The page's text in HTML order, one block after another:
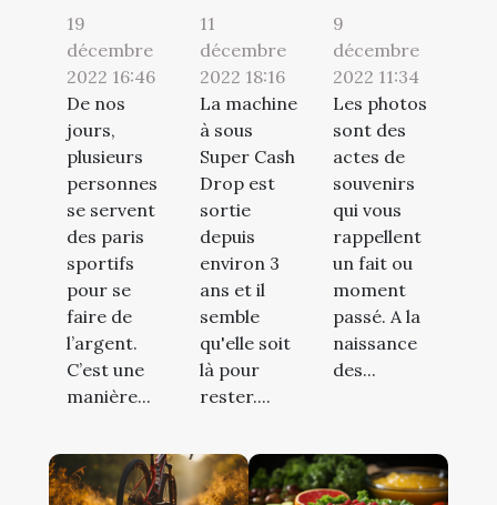
19
décembre
2022 16:46
De nos
jours,
plusieurs
personnes
se servent
des paris
sportifs
pour se
faire de
l’argent.
C’est une
manière...
11
décembre
2022 18:16
La machine
à sous
Super Cash
Drop est
sortie
depuis
environ 3
ans et il
semble
qu'elle soit
là pour
rester....
9
décembre
2022 11:34
Les photos
sont des
actes de
souvenirs
qui vous
rappellent
un fait ou
moment
passé. A la
naissance
des...